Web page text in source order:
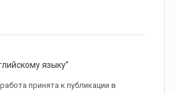
языку”
принята к публикации в